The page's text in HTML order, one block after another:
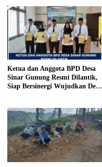
Penjara
Ketua dan Anggota BPD Desa
Sinar Gunung Resmi Dilantik,
Siap Bersinergi Wujudkan Desa